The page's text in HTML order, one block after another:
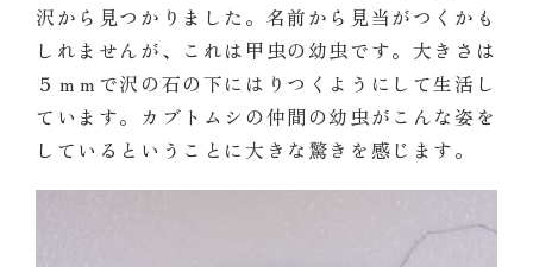
沢から見つかりました。名前から見当がつくかも
しれませんが、これは甲虫の幼虫です。大きさは
５ｍｍで沢の石の下にはりつくようにして生活し
ています。カブトムシの仲間の幼虫がこんな姿を
しているということに大きな驚きを感じます。